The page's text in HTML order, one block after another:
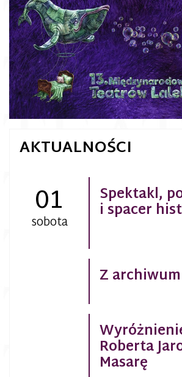
AKTUALNOŚCI
01
sobota
Spektakl,
i spacer
Z
Roberta
Masarę